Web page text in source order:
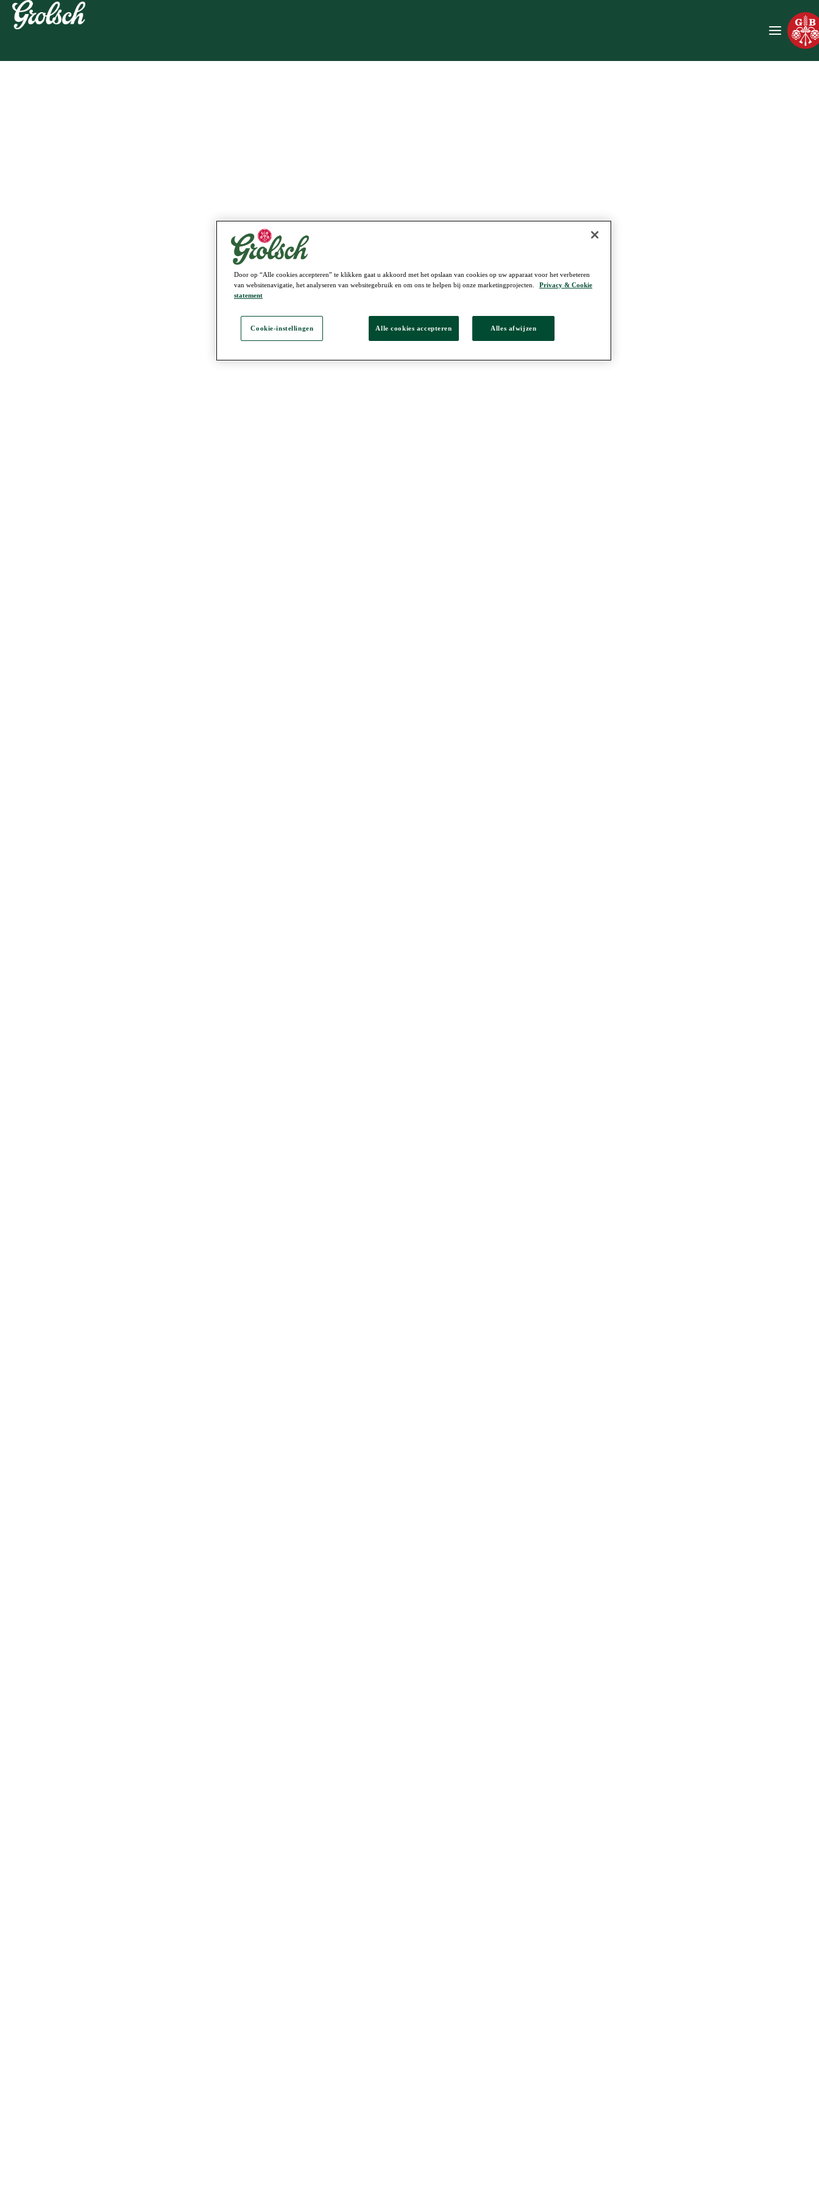
Door op “Alle cookies accepteren” te klikken gaat u akkoord met het opslaan van cookies op uw apparaat voor het verbeteren
van websitenavigatie, het analyseren van websitegebruik en om ons te helpen bij onze marketingprojecten.
Privacy & Cookie
statement
Alle cookies accepteren Alles afwijzen
Cookie-instellingen